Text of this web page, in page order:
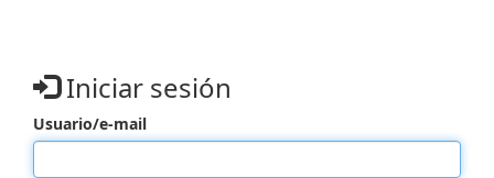
Iniciar sesión
Usuario/e-mail